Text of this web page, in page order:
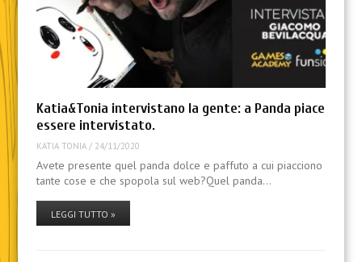
Katia&Tonia intervistano la gente: a Panda piace
essere intervistato.
KATIA TONIA/ 24/11/2020
Avete presente quel panda dolce e paffuto a cui piacciono
tante cose e che spopola sul web?Quel panda…
LEGGI TUTTO »